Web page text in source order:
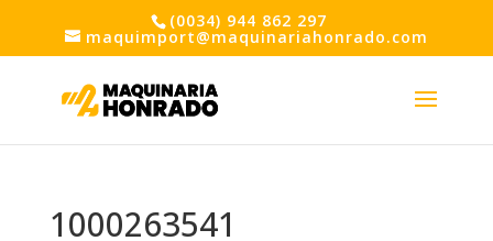
(0034) 944 862 297
maquimport@maquinariahonrado.com
1000263541